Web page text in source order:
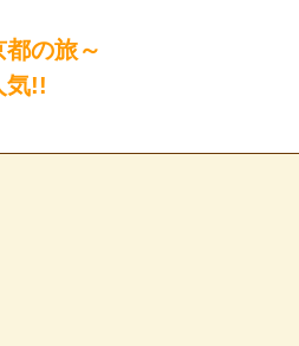
の旅～
気!!